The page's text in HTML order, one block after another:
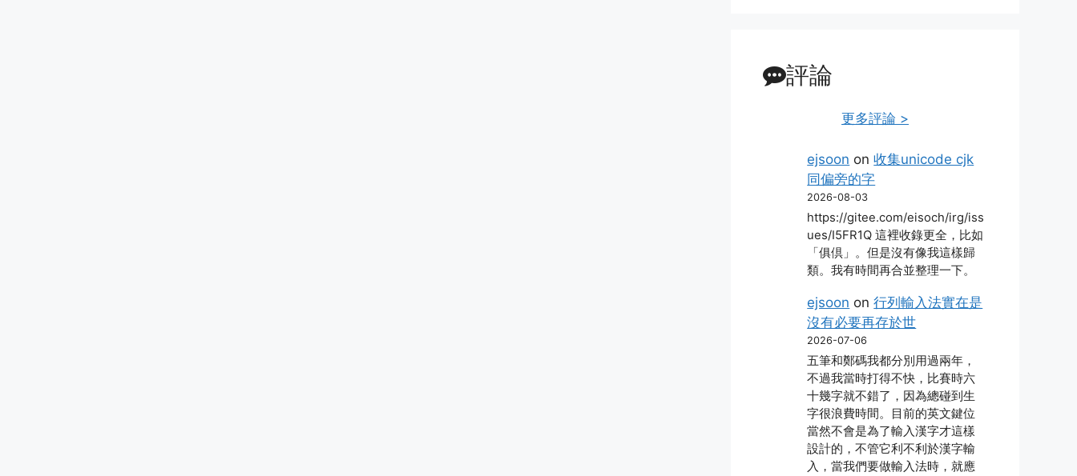
評論
更多評論 >
ejsoon on收集unicode cjk
同偏旁的字
2026-08-03
https://gitee.com/eisoch/irg/iss
ues/I5FR1Q 這裡收錄更全，比如
「俱倶」。但是沒有像我這樣歸
類。我有時間再合並整理一下。
ejsoon on行列輸入法實在是
沒有必要再存於世
2026-07-06
五筆和鄭碼我都分別用過兩年，
不過我當時打得不快，比賽時六
十幾字就不錯了，因為總碰到生
字很浪費時間。目前的英文鍵位
當然不會是為了輸入漢字才這樣
設計的，不管它利不利於漢字輸
入，當我們要做輸入法時，就應